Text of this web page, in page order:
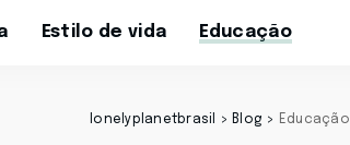
Estilo de vida Educação
lonelyplanetbrasil > Blog > Educação